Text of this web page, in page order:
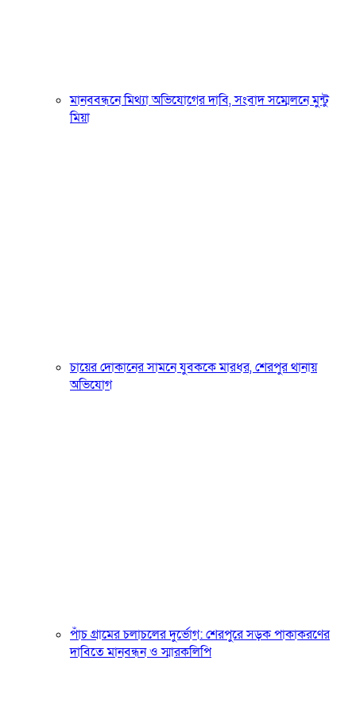
মানববন্ধনে মিথ্যা অভিযোগের দাবি, সংবাদ সম্মেলনে মুন্টু
মিয়া
চায়ের দোকানের সামনে যুবককে মারধর, শেরপুর থানায়
অভিযোগ
পাঁচ গ্রামের চলাচলের দুর্ভোগ: শেরপুরে সড়ক পাকাকরণের
দাবিতে মানবন্ধন ও স্মারকলিপি